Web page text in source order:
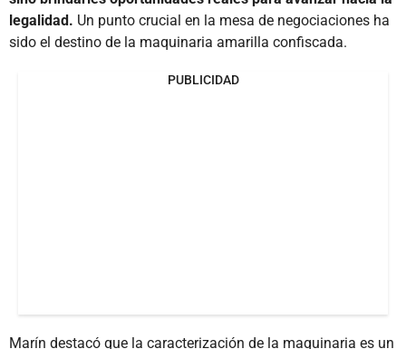
legalidad. Un punto crucial en la mesa de negociaciones ha
sido el destino de la maquinaria amarilla confiscada.
PUBLICIDAD
Marín destacó que la caracterización de la maquinaria es un